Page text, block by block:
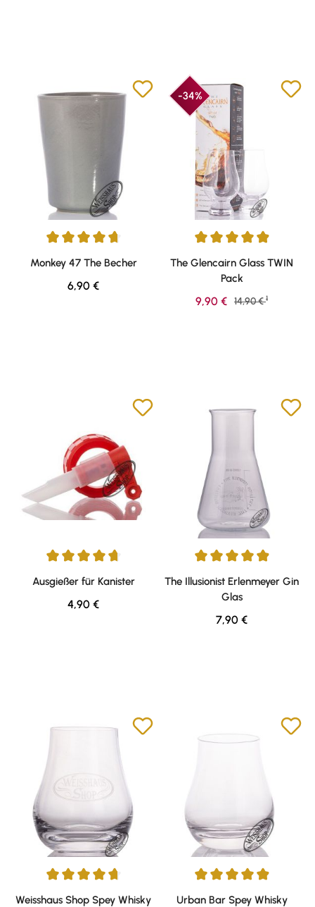
Durchschnittliche Bewertung von 4.72 von 5 Sternen
Monkey 47 The Becher
Regulärer Preis:
6,90 €
-34%
Durchschnittliche Bewertung
The Glencairn Glass TWIN
Pack
Verkaufspreis:
9,90 € Regulärer Preis:
14,90 € 1
Durchschnittliche Bewertung von 4.76 von 5 Sternen
Ausgießer für Kanister
Regulärer Preis:
4,90 €
Durchschnittliche Bewertung
The Illusionist Erlenmeyer Gin
Glas
Regulärer Preis:
7,90 €
Durchschnittliche Bewertung von 4.77 von 5 Sternen
Weisshaus Shop Spey Whisky
Durchschnittliche Bewertung
Urban Bar Spey Whisky